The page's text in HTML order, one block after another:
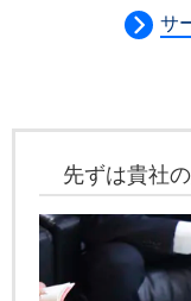
サ
先ずは貴社